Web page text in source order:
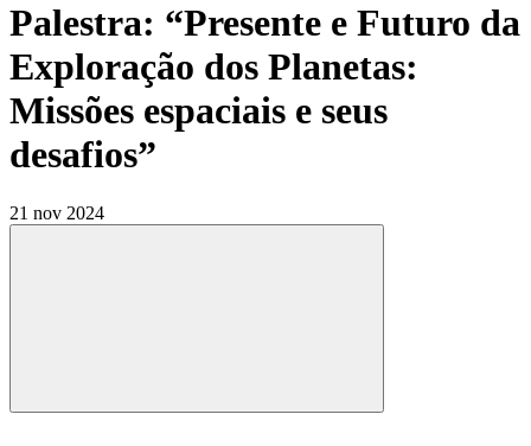
Palestra: “Presente e Futuro da
Exploração dos Planetas:
Missões espaciais e seus
desafios”
21 nov 2024
Compartilhar